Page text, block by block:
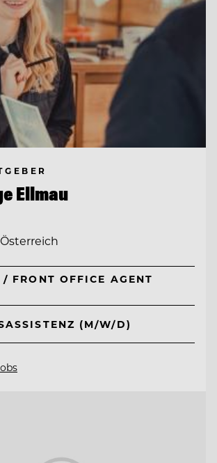
Ellmau
/ FRONT OFFICE AGENT
(M/W/D)